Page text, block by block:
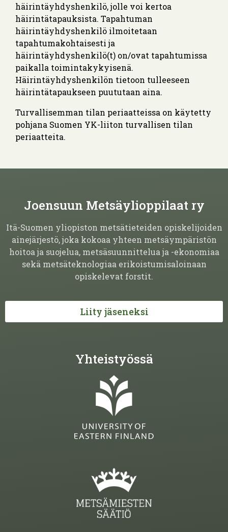
häirintäyhdyshenkilö, jolle voi kertoa
häirintätapauksista. Tapahtuman
häirintäyhdyshenkilö ilmoitetaan
tapahtumakohtaisesti ja
häirintäyhdyshenkilö(t) on/ovat tapahtumissa
paikalla toimintakykyisenä.
Häirintäyhdyshenkilön tietoon tulleeseen
häirintätapaukseen puututaan aina.
Turvallisemman tilan periaatteissa on käytetty
pohjana Suomen YK-liiton turvallisen tilan
periaatteita.
Joensuun Metsäylioppilaat ry
Itä-Suomen yliopiston metsätieteiden opiskelijoiden
ainejärjestö, joka kokoaa yhteen metsäympäristön
hoitoa ja suojelua, metsäsuunnittelua ja -ekonomiaa
sekä metsäteknologiaa erikoistumisaloinaan
opiskelevat forstit.
Liity jäseneksi
Yhteistyössä